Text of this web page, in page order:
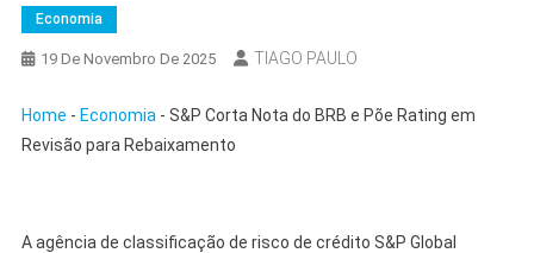
Economia
19 De Novembro De 2025 TIAGO PAULO
Home - Economia - S&P Corta Nota do BRB e Põe Rating em
Revisão para Rebaixamento
A agência de classificação de risco de crédito S&P Global